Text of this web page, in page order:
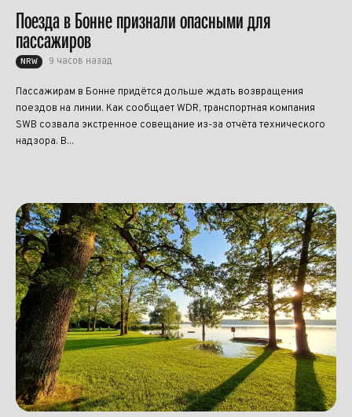
Поезда в Бонне признали опасными для
пассажиров
NRW 9 часов назад
Пассажирам в Бонне придётся дольше ждать возвращения
поездов на линии. Как сообщает WDR, транспортная компания
SWB созвала экстренное совещание из-за отчёта технического
надзора. В...